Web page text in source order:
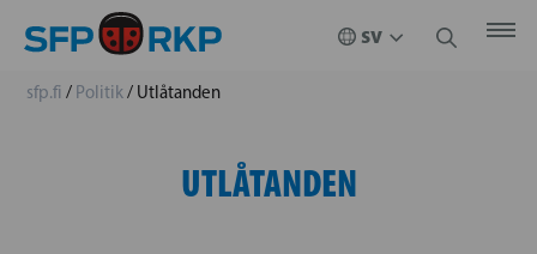
sfp.fi / Politik/ Utlåtanden
UTLÅTANDEN